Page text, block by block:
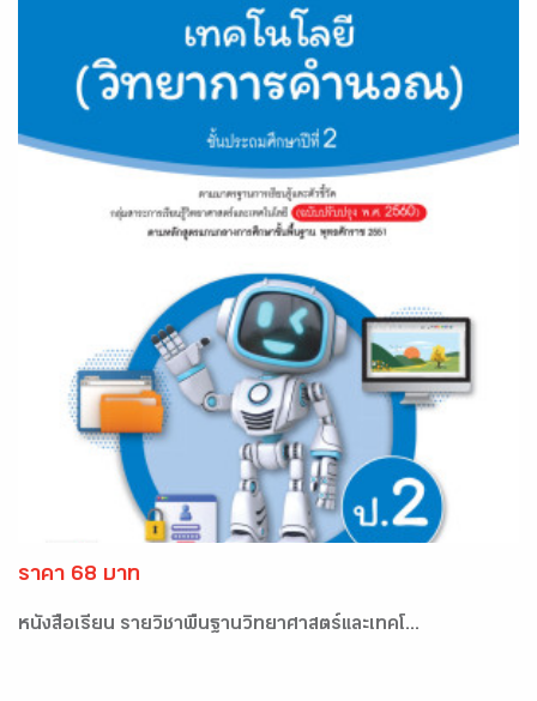
ราคา 68 บาท
หนังสือเรียน รายวิชาพื้นฐานวิทยาศาสตร์และเทคโ...